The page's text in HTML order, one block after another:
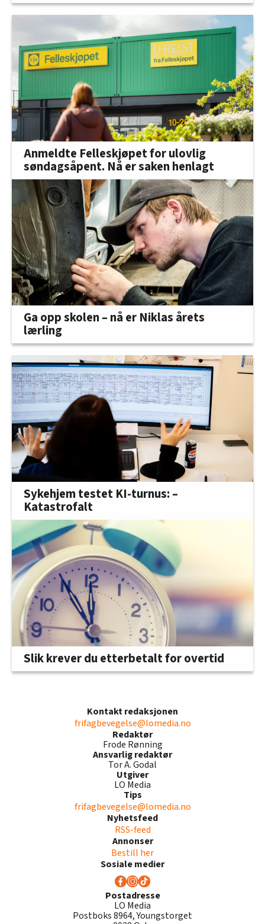
Anmeldte Felleskjøpet for ulovlig
søndagsåpent. Nå er saken henlagt
Ga opp skolen – nå er Niklas årets
lærling
Sykehjem testet KI-turnus: –
Katastrofalt
Slik krever du etterbetalt for overtid
Kontakt redaksjonen
frifagbevegelse@lomedia.no
Redaktør
Frode Rønning
Ansvarlig redaktør
Tor A. Godal
Utgiver
LO Media
Tips
frifagbevegelse@lomedia.no
Nyhetsfeed
RSS-feed
Annonser
Bestill her
Sosiale medier
Postadresse
LO Media
Postboks 8964, Youngstorget